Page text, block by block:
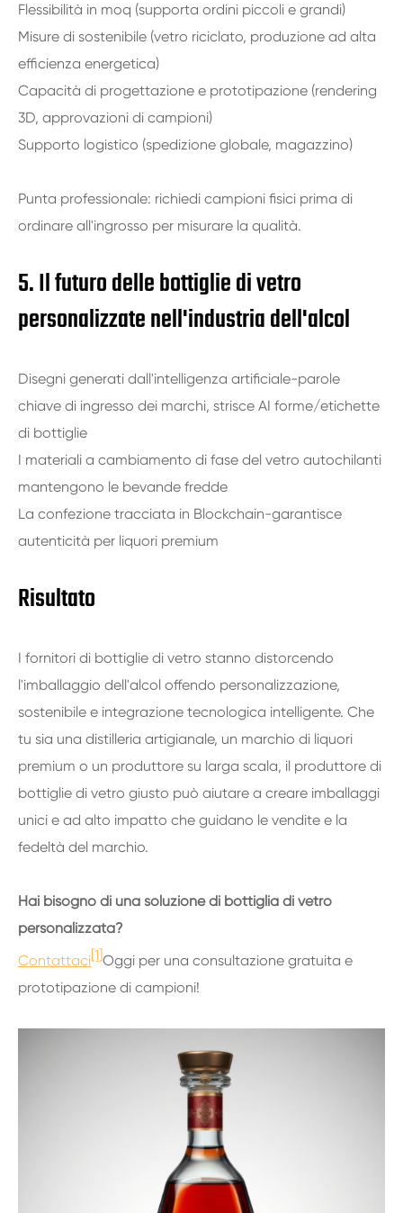
Flessibilità in moq (supporta ordini piccoli e grandi)
Misure di sostenibile (vetro riciclato, produzione ad alta
efficienza energetica)
Capacità di progettazione e prototipazione (rendering
3D, approvazioni di campioni)
Supporto logistico (spedizione globale, magazzino)
Punta professionale: richiedi campioni fisici prima di
ordinare all'ingrosso per misurare la qualità.
5. Il futuro delle bottiglie di vetro
personalizzate nell'industria dell'alcol
Disegni generati dall'intelligenza artificiale-parole
chiave di ingresso dei marchi, strisce AI forme/etichette
di bottiglie
I materiali a cambiamento di fase del vetro autochilanti
mantengono le bevande fredde
La confezione tracciata in Blockchain-garantisce
autenticità per liquori premium
Risultato
I fornitori di bottiglie di vetro stanno distorcendo
l'imballaggio dell'alcol offendo personalizzazione,
sostenibile e integrazione tecnologica intelligente. Che
tu sia una distilleria artigianale, un marchio di liquori
premium o un produttore su larga scala, il produttore di
bottiglie di vetro giusto può aiutare a creare imballaggi
unici e ad alto impatto che guidano le vendite e la
fedeltà del marchio.
Hai bisogno di una soluzione di bottiglia di vetro
personalizzata?
Contattaci[1]Oggi per una consultazione gratuita e
prototipazione di campioni!